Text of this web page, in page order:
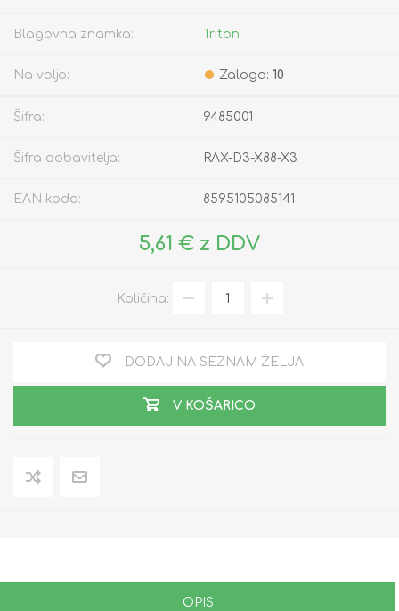
Blagovna znamka: Triton
Na voljo: Zaloga: 10
Šifra: 9485001
Šifra dobavitelja: RAX-D3-X88-X3
EAN koda: 8595105085141
5,61 € z DDV
Količina:
DODAJ NA SEZNAM ŽELJA
V KOŠARICO
OPIS